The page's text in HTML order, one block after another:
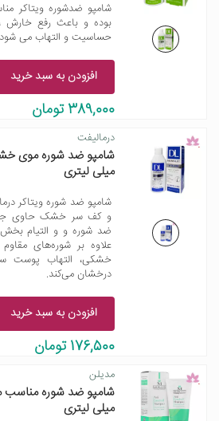
شامپو ضدشوره ویتاکر
بوده و باعث رفع خارش
حساسیت و التهاب می
افزودن به سبد خرید
389,000 تومان
درمالیفت
میلی لیتری
شامپو ضد شوره ویتاکر
و کف سر خشک حاوی
ضد شوره و و التیام
علاوه بر شوره‌های
خشکی، التهاب پوست
درخشان می‌کند.
افزودن به سبد خرید
176,500 تومان
مدیلن
میلی لیتری